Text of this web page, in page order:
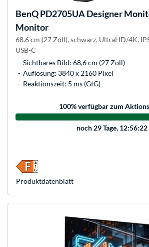
BenQPD2705UA Designer
Monitor
68.6 cm (27 Zoll), schwarz, UltraHD/4K,
USB-C
Sichtbares Bild: 68,6 cm (27 Zoll)
Auflösung: 3840 x 2160 Pixel
Reaktionszeit: 5 ms (GtG)
100% verfügbar zum
noch 29 Tage, 12:56:22
Produkt­datenblatt